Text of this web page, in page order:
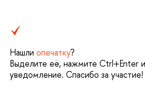
Нашли опечатку?
Выделите её, нажмите Ctrl+Enter
уведомление. Спасибо за участие!